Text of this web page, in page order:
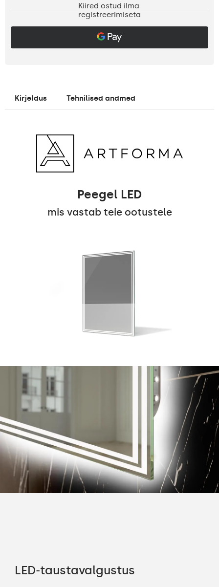
Kiired ostud ilma
registreerimiseta
Kirjeldus Tehnilised andmed
Peegel LED
mis vastab teie ootustele
LED-taustavalgustus